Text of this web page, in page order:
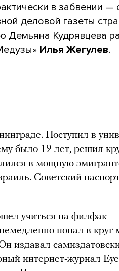
в забвении
деловой газеты
Кудрявцева
Илья Жегулев.
Поступил в
было 19 лет, решил
в мощную
Советский
учиться на филфак
попал в круг
издавал
интернет-журнал